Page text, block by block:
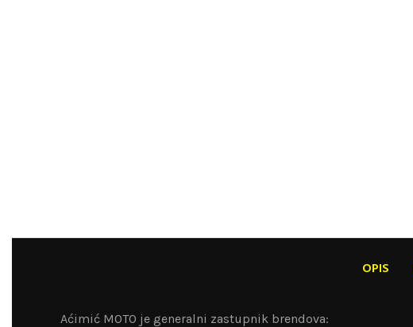
OPIS
Aćimić MOTO je generalni zastupnik brendova: